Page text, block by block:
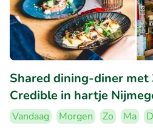
Shared dining-diner met
Credible in hartje
Vandaag Morgen Zo Ma